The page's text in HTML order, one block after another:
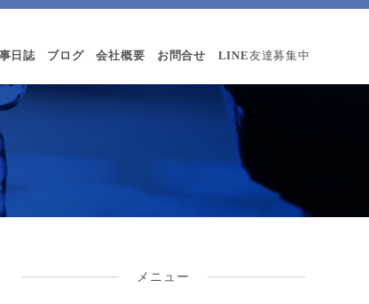
日誌 ブログ 会社概要 お問合せ LINE友達募集中
メニュー